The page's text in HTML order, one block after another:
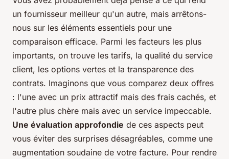
un fournisseur meilleur qu'un autre, mais arrêtons-
nous sur les éléments essentiels pour une
comparaison efficace. Parmi les facteurs les plus
importants, on trouve les tarifs, la qualité du service
client, les options vertes et la transparence des
contrats. Imaginons que vous comparez deux offres
: l'une avec un prix attractif mais des frais cachés, et
l'autre plus chère mais avec un service impeccable.
Une évaluation approfondie de ces aspects peut
vous éviter des surprises désagréables, comme une
augmentation soudaine de votre facture. Pour rendre